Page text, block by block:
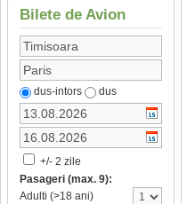
Bilete de Avion
dus-intors dus
+/- 2 zile
Pasageri (max. 9):
Adulti (>18 ani)